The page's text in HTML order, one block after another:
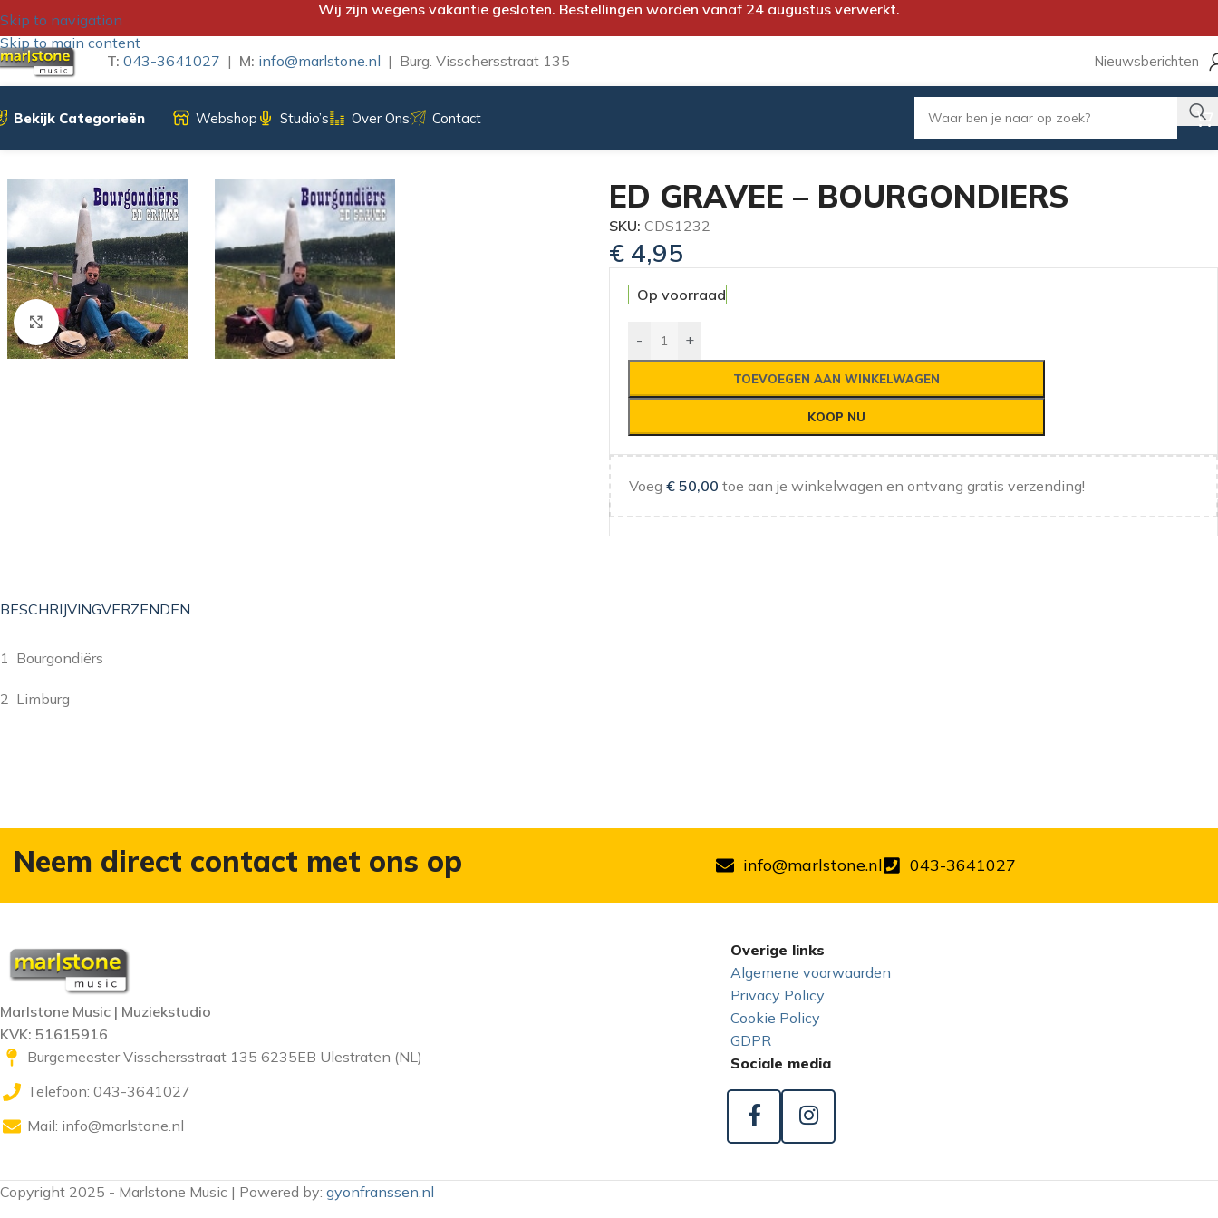
Skip to navigation
Skip to main content
Wij zijn wegens vakantie gesloten. Bestellingen worden vanaf 24 augustus verwerkt.
T: 043-3641027 | M: info@marlstone.nl | Burg. Visschersstraat 135 Nieuwsberichten
Bekijk Categorieën Webshop Studio’s Over Ons Contact
Klik om te vergroten
ED GRAVEE – BOURGONDIERS
SKU: CDS1232
€ 4,95
Op voorraad
- +
TOEVOEGEN AAN WINKELWAGEN
KOOP NU
Voeg € 50,00 toe aan je winkelwagen en ontvang gratis verzending!
BESCHRIJVINGVERZENDEN
1 Bourgondiërs
2 Limburg
Neem direct contact met ons op info@marlstone.nl 043-3641027
Marlstone Music | Muziekstudio
KVK: 51615916
Burgemeester Visschersstraat 135 6235EB Ulestraten (NL)
Telefoon: 043-3641027
Mail: info@marlstone.nl
Overige links
Algemene voorwaarden
Privacy Policy
Cookie Policy
GDPR
Sociale media
Copyright 2025 - Marlstone Music | Powered by: gyonfranssen.nl